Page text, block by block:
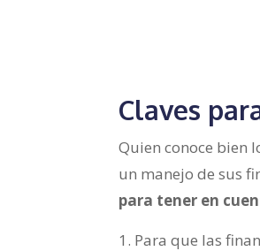
Claves
Quien conoce bien
un manejo de sus
para tener en
Para que las